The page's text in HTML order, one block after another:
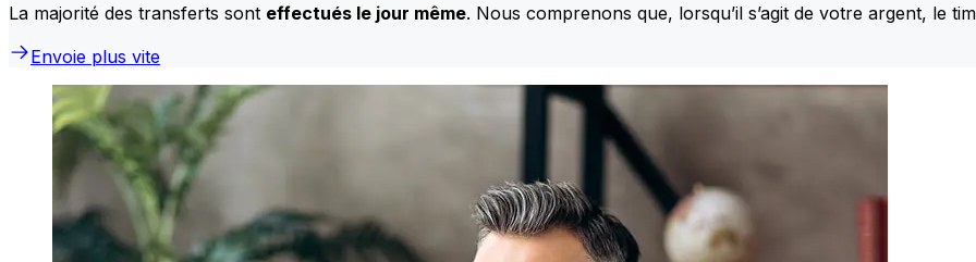
La majorité des transferts sont effectués le jour même. Nous comprenons que, lorsqu’il s’agit de votre argent, le
Envoie plus vite